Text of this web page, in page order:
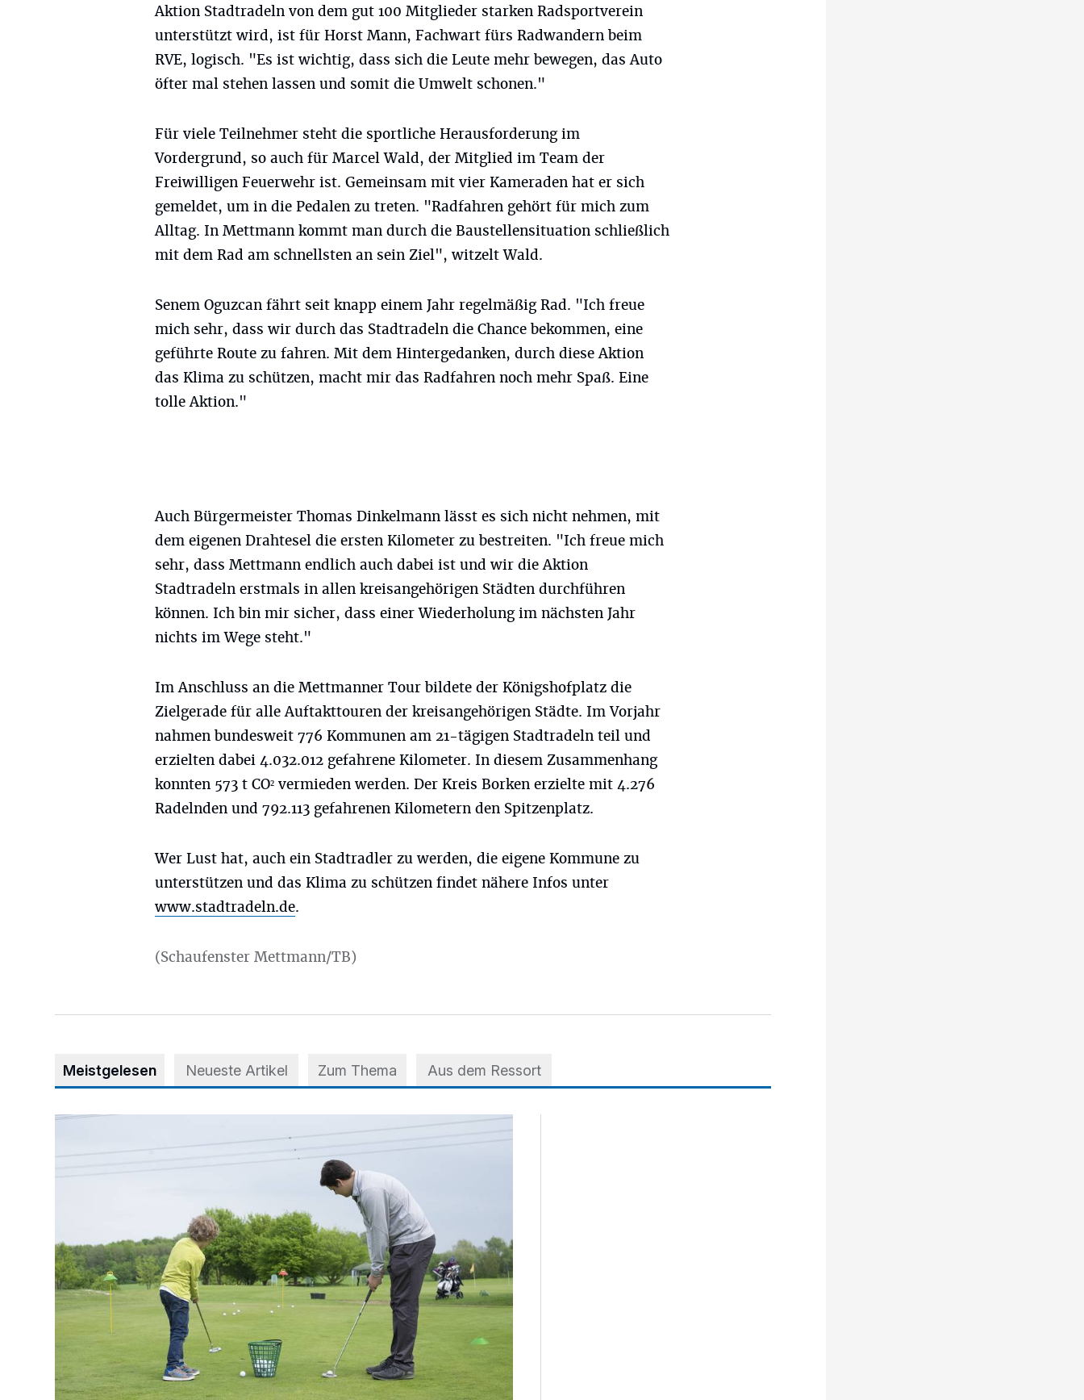
Aktion Stadtradeln von dem gut 100 Mitglieder starken Radsportverein
unterstützt wird, ist für Horst Mann, Fachwart fürs Radwandern beim
RVE, logisch. "Es ist wichtig, dass sich die Leute mehr bewegen, das Auto
öfter mal stehen lassen und somit die Umwelt schonen."
Für viele Teilnehmer steht die sportliche Herausforderung im
Vordergrund, so auch für Marcel Wald, der Mitglied im Team der
Freiwilligen Feuerwehr ist. Gemeinsam mit vier Kameraden hat er sich
gemeldet, um in die Pedalen zu treten. "Radfahren gehört für mich zum
Alltag. In Mettmann kommt man durch die Baustellensituation schließlich
mit dem Rad am schnellsten an sein Ziel", witzelt Wald.
Senem Oguzcan fährt seit knapp einem Jahr regelmäßig Rad. "Ich freue
mich sehr, dass wir durch das Stadtradeln die Chance bekommen, eine
geführte Route zu fahren. Mit dem Hintergedanken, durch diese Aktion
das Klima zu schützen, macht mir das Radfahren noch mehr Spaß. Eine
tolle Aktion."
Auch Bürgermeister Thomas Dinkelmann lässt es sich nicht nehmen, mit
dem eigenen Drahtesel die ersten Kilometer zu bestreiten. "Ich freue mich
sehr, dass Mettmann endlich auch dabei ist und wir die Aktion
Stadtradeln erstmals in allen kreisangehörigen Städten durchführen
können. Ich bin mir sicher, dass einer Wiederholung im nächsten Jahr
nichts im Wege steht."
Im Anschluss an die Mettmanner Tour bildete der Königshofplatz die
Zielgerade für alle Auftakttouren der kreisangehörigen Städte. Im Vorjahr
nahmen bundesweit 776 Kommunen am 21-tägigen Stadtradeln teil und
erzielten dabei 4.032.012 gefahrene Kilometer. In diesem Zusammenhang
konnten 573 t CO² vermieden werden. Der Kreis Borken erzielte mit 4.276
Radelnden und 792.113 gefahrenen Kilometern den Spitzenplatz.
Wer Lust hat, auch ein Stadtradler zu werden, die eigene Kommune zu
unterstützen und das Klima zu schützen findet nähere Infos unter
www.stadtradeln.de.
(Schaufenster Mettmann/TB)
Meistgelesen Neueste Artikel Zum Thema Aus dem Ressort
Deutsche Mannschaftsmeisterschaften der Jungen im Golfclub Mettmann